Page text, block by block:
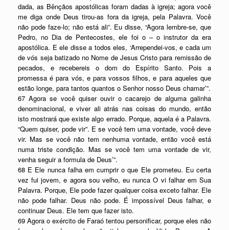
dada, as Bênçãos apostólicas foram dadas à igreja; agora você
me diga onde Deus tirou-as fora da igreja, pela Palavra. Você
não pode faze-lo; não está ali”. Eu disse, “Agora lembre-se, que
Pedro, no Dia de Pentecostes, ele foi o – o instrutor da era
apostólica. E ele disse a todos eles, ‘Arrependei-vos, e cada um
de vós seja batizado no Nome de Jesus Cristo para remissão de
pecados, e recebereis o dom do Espírito Santo. Pois a
promessa é para vós, e para vossos filhos, e para aqueles que
estão longe, para tantos quantos o Senhor nosso Deus chamar’”.
67 Agora se você quiser ouvir o cacarejo de alguma galinha
denominacional, e viver ali atrás nas coisas do mundo, então
isto mostrará que existe algo errado. Porque, aquela é a Palavra.
“Quem quiser, pode vir”. E se você tem uma vontade, você deve
vir. Mas se você não tem nenhuma vontade, então você está
numa triste condição. Mas se você tem uma vontade de vir,
venha seguir a formula de Deus’”.
68 E Ele nunca falha em cumprir o que Ele prometeu. Eu certa
vez fui jovem, e agora sou velho, eu nunca O vi falhar em Sua
Palavra. Porque, Ele pode fazer qualquer coisa exceto falhar. Ele
não pode falhar. Deus não pode. É impossível Deus falhar, e
continuar Deus. Ele tem que fazer isto.
69 Agora o exército de Faraó tentou personificar, porque eles não